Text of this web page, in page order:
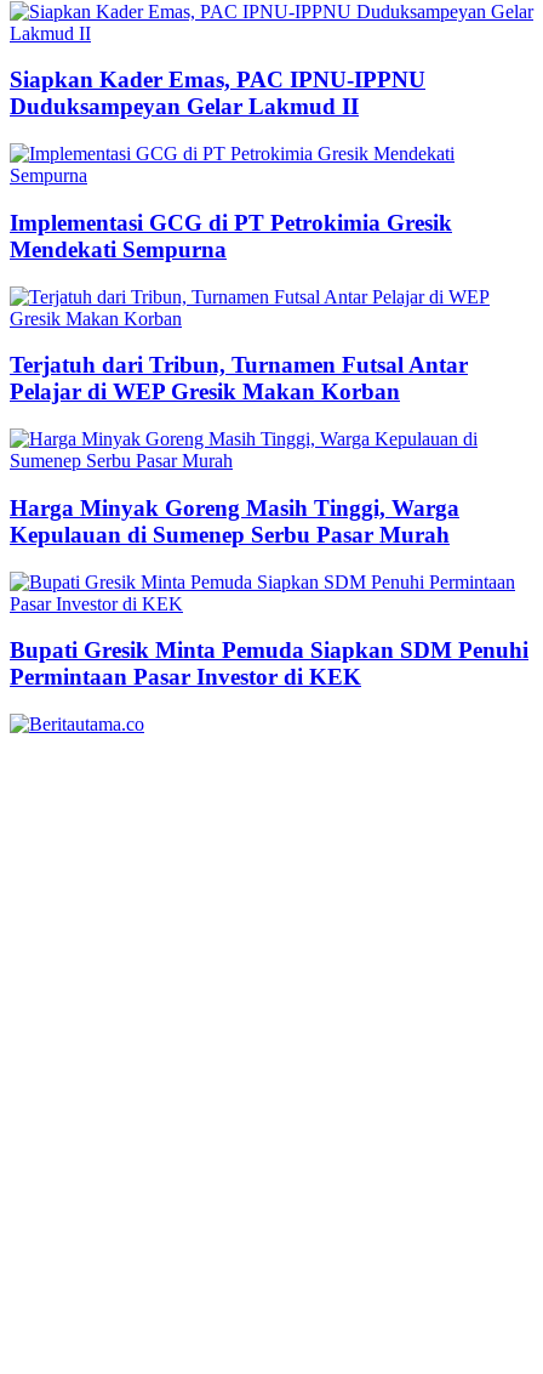
Siapkan Kader Emas, PAC IPNU-IPPNU
Duduksampeyan Gelar Lakmud II
Implementasi GCG di PT Petrokimia Gresik
Mendekati Sempurna
Terjatuh dari Tribun, Turnamen Futsal Antar
Pelajar di WEP Gresik Makan Korban
Harga Minyak Goreng Masih Tinggi, Warga
Kepulauan di Sumenep Serbu Pasar Murah
Bupati Gresik Minta Pemuda Siapkan SDM Penuhi
Permintaan Pasar Investor di KEK